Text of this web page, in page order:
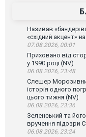
Називав
«східний акцент»
07.08.2026, 00:01
Приховано від
у 1990 році (NV)
06.08.2026, 23:48
Слешер
історія одного
цього тижня (NV)
06.08.2026, 23:36
Зеленський та
вручення підозри
06.08.2026, 23:24